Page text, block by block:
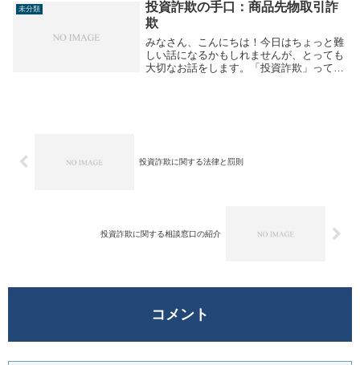
が必須になっていたり、不審な行動が確認
されたら写真付...
未分類
投資詐欺の手口：商品先物取引詐
欺
みなさん、こんにちは！今日はちょっと難
しい話になるかもしれませんが、とっても
大切なお話をします。「投資詐欺」って聞
投資詐欺に関する法律と罰則
投資詐欺に関する相談窓口の紹介
コメント